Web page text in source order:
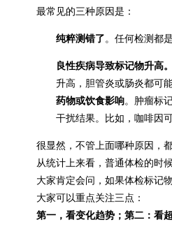
最常见的三种原因是：
纯粹测错了。任何检测都
良性疾病导致标记物升高。
升高，胆管炎或肠炎都可
药物或饮食影响。肿瘤标
干扰结果。比如，咖啡因
很显然，不管上面哪种原因，
从统计上来看，普通体检的时
大家肯定会问，如果体检标记
大家可以重点关注三点：
第一，看变化趋势；第二：看